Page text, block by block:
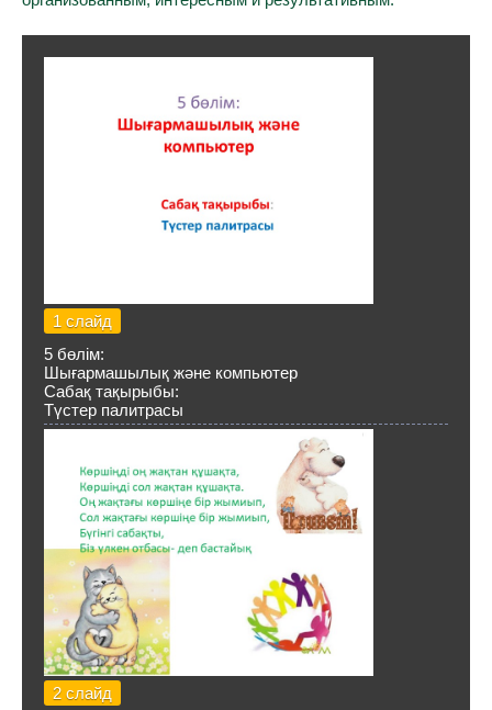
1 слайд
5 бөлім:
Шығармашылық және компьютер
Сабақ тақырыбы:
Түстер палитрасы
2 слайд